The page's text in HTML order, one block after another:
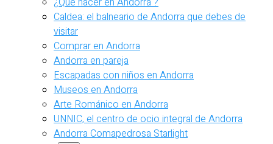
menu
Caldea: el balneario de Andorra que debes de
visitar
Comprar en Andorra
Andorra en pareja
Escapadas con niños en Andorra
Museos en Andorra
Arte Románico en Andorra
UNNIC, el centro de ocio integral de Andorra
Andorra Comapedrosa Starlight